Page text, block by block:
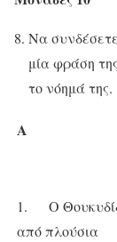
Να
μία φράση
το νόημά της.
Α
1. Ο
από πλούσια